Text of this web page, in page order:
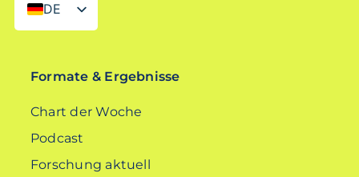
DE
EN
Formate & Ergebnisse
Chart der Woche
Podcast
Forschung aktuell